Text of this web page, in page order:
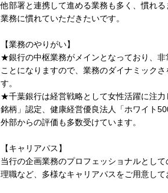
他部署と連携して進める業務も多く、慣れ
業務に慣れていただきたいです。
【業務のやりがい】
★銀行の中枢業務がメインとなっており、非
ことになりますので、業務のダイナミック
す。
★千葉銀行は経営戦略として女性活躍に注
銘柄」認定、健康経営優良法人「ホワイト
外部からの評価も多数受けています。
【キャリアパス】
当行の企画業務のプロフェッショナルとし
理職など、多様なキャリアパスをご用意して